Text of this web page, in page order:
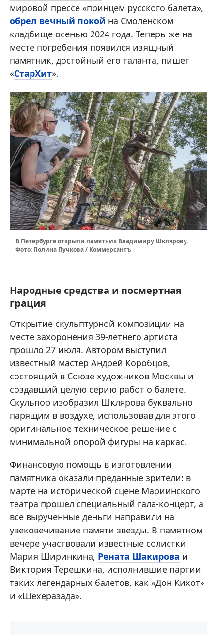
мировой прессе «принцем русского балета»,
обрел вечный покой на Смоленском
кладбище осенью 2024 года. Теперь же на
месте погребения появился изящный
памятник, достойный его таланта, пишет
«СтарХит».
В Петербурге открыли памятник Владимиру Шклярову.
Фото: Полина Пучкова / Коммерсантъ
Народные средства и посмертная
грация
Открытие скульптурной композиции на
месте захоронения 39-летнего артиста
прошло 27 июля. Автором выступил
известный мастер Андрей Коробцов,
состоящий в Союзе художников Москвы и
создавший целую серию работ о балете.
Скульпор изобразил Шклярова буквально
парящим в воздухе, использовав для этого
оригинальное техническое решение с
минимальной опорой фигуры на каркас.
Финансовую помощь в изготовлении
памятника оказали преданные зрители: в
марте на исторической сцене Мариинского
театра прошел специальный гала-концерт, а
все вырученные деньги направили на
увековечивание памяти звезды. В памятном
вечере участвовали известные солистки
Мария Ширинкина, Рената Шакирова и
Виктория Терешкина, исполнившие партии
таких легендарных балетов, как «Дон Кихот»
и «Шехеразада».